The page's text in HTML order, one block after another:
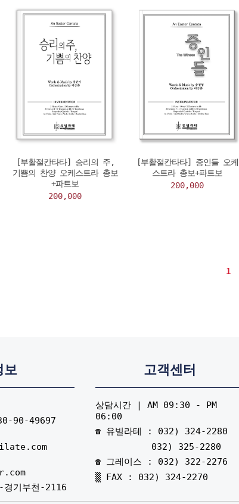
[부활절칸타타] 승리의 주,
기쁨의 찬양 오케스트라 총보
+파트보
200,000
[부활절칸타타] 증인들 오케
스트라 총보+파트보
200,000
1
보
90-49697
기부천-2116
고객센터
상담시간 | AM 09:30 - PM
06:00
☎ 유빌라테 : 032) 324-2280
032) 325-2280
☎ 그레이스 : 032) 322-2276
▒ FAX : 032) 324-2270